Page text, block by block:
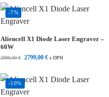
-7%
Aliencell X1 Diode Laser Engraver –
60W
2999,00€ 2799,00 € s DPH
-10%